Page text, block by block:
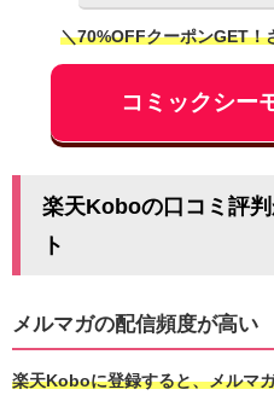
＼70%OFFクーポンGET！
コミックシー
楽天Koboの口コミ評
ト
メルマガの配信頻度が高い
楽天Koboに登録すると、メルマ